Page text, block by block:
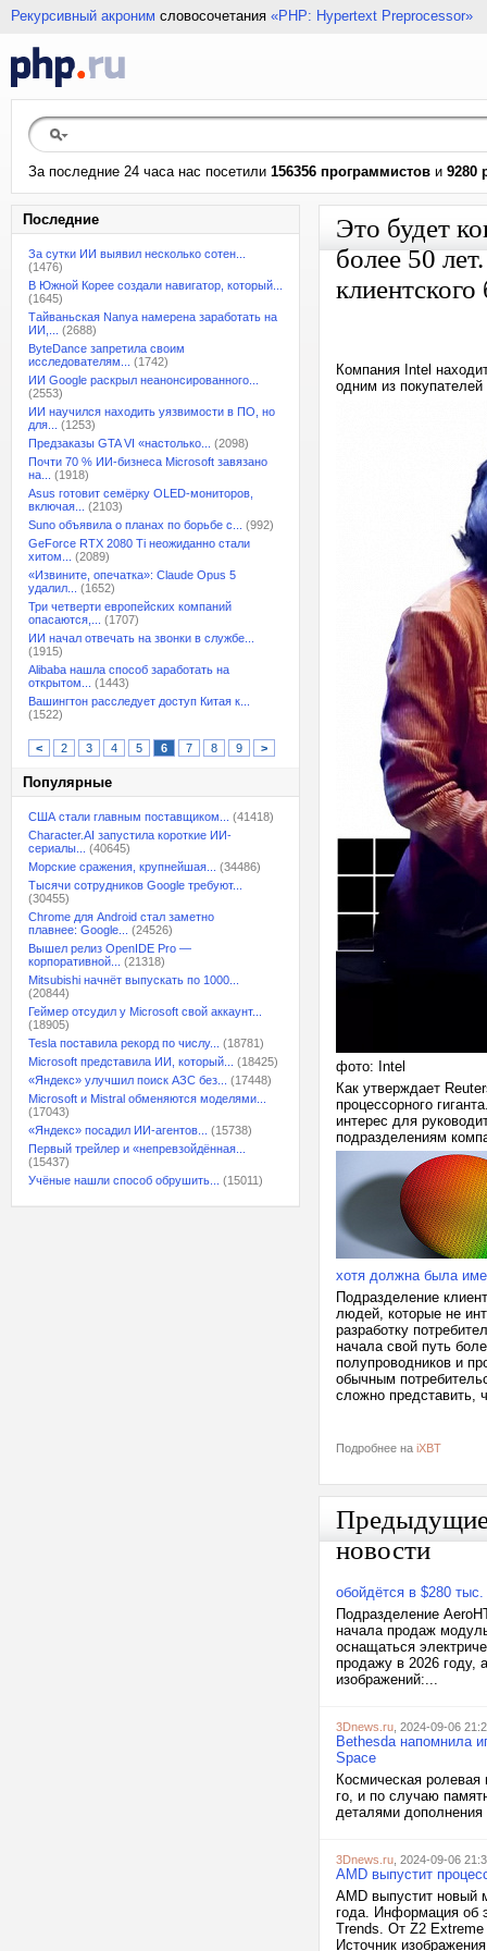
Рекурсивный акроним словосочетания «PHP: Hypertext Preprocessor»
За последние 24 часа нас посетили 156356 программистов и 9280
Последние
За сутки ИИ выявил несколько сотен...
(1476)
В Южной Корее создали навигатор, который...
(1645)
Тайваньская Nanya намерена заработать на
ИИ,...
(2688)
ByteDance запретила своим
исследователям...
(1742)
ИИ Google раскрыл неанонсированного...
(2553)
ИИ научился находить уязвимости в ПО, но
для...
(1253)
Предзаказы GTA VI «настолько...
(2098)
Почти 70 % ИИ-бизнеса Microsoft завязано
на...
(1918)
Asus готовит семёрку OLED-мониторов,
включая...
(2103)
Suno объявила о планах по борьбе с...
(992)
GeForce RTX 2080 Ti неожиданно стали
хитом...
(2089)
«Извините, опечатка»: Claude Opus 5
удалил...
(1652)
Три четверти европейских компаний
опасаются,...
(1707)
ИИ начал отвечать на звонки в службе...
(1915)
Alibaba нашла способ заработать на
открытом...
(1443)
Вашингтон расследует доступ Китая к...
(1522)
< 2 3 4 5 6 7 8 9 >
Популярные
США стали главным поставщиком...
(41418)
Character.AI запустила короткие ИИ-
сериалы...
(40645)
Морские сражения, крупнейшая...
(34486)
Тысячи сотрудников Google требуют...
(30455)
Chrome для Android стал заметно
плавнее: Google...
(24526)
Вышел релиз OpenIDE Pro —
корпоративной...
(21318)
Mitsubishi начнёт выпускать по 1000...
(20844)
Геймер отсудил у Microsoft свой аккаунт...
(18905)
Tesla поставила рекорд по числу...
(18781)
Microsoft представила ИИ, который...
(18425)
«Яндекс» улучшил поиск АЗС без...
(17448)
Microsoft и Mistral обменяются моделями...
(17043)
«Яндекс» посадил ИИ-агентов...
(15738)
Первый трейлер и «непревзойдённая...
(15437)
Учёные нашли способ обрушить...
(15011)
Это будет
более 50
Компания Intel
одним из
фото: Intel
Как утверждает
процессорного
интерес для
подразделениям
хотя должна была
Подразделение
людей, которые не
разработку
начала свой путь
полупроводников и
обычным
сложно представить,
Подробнее на iXBT
новости
обойдётся в $280 тыс.
Подразделение
начала продаж
оснащаться
продажу в 2026 году,
изображений:...
3Dnews.ru , 2024-09-06
Bethesda напомнила
Space
Космическая
го, и по случаю
деталями
3Dnews.ru , 2024-09-06
AMD выпустит
AMD выпустит новый
года. Информация об
Trends. От Z2 Extreme
Источник